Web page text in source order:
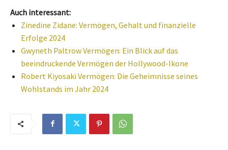
Auch interessant:
Zinedine Zidane: Vermögen, Gehalt und finanzielle
Erfolge 2024
Gwyneth Paltrow Vermögen: Ein Blick auf das
beeindruckende Vermögen der Hollywood-Ikone
Robert Kiyosaki Vermögen: Die Geheimnisse seines
Wohlstands im Jahr 2024